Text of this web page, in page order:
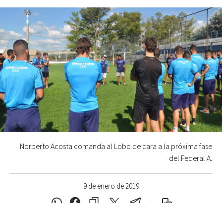
9 de enero de 2019
Norberto Acosta comanda al Lobo de cara a la próxima fase
del Federal A.